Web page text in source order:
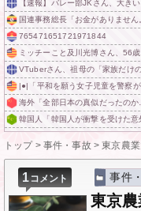
【速報】バレー部JKさん、大き
国連事務総長「お金がありませ
765471651721971844
ミッチーこと及川光博さん、56
VTuberさん、祖母の「家族だけ
|●|「平和を願う女子児童を警察
海外「全部日本の真似だったの
韓国人「韓国人が衝撃を受けた
トップ> 事件・事故 >東京農
1コメント 事件
東京